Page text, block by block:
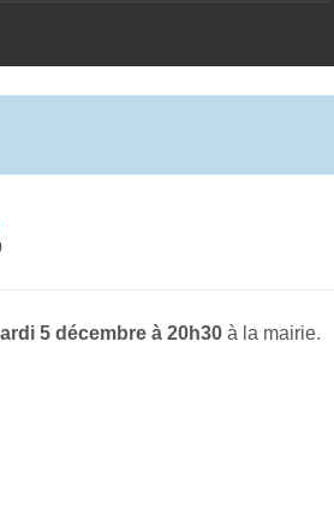
5 décembre à 20h30 à la mairie.